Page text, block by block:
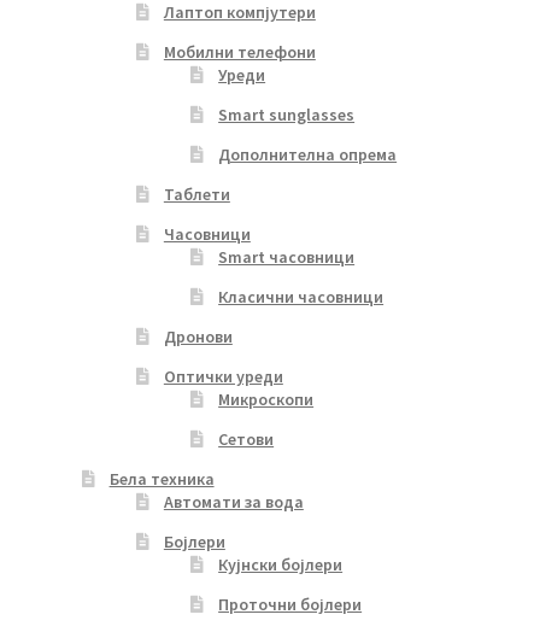
Лаптоп компјутери
Мобилни телефони
Уреди
Smart sunglasses
Дополнителна опрема
Таблети
Часовници
Smart часовници
Класични часовници
Дронови
Оптички уреди
Микроскопи
Сетови
Бела техника
Автомати за вода
Бојлери
Кујнски бојлери
Проточни бојлери